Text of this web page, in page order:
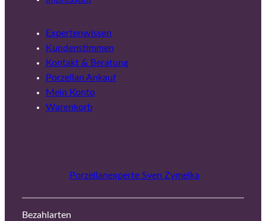
Expertenwissen
Kundenstimmen
Kontakt & Beratung
Porzellan Ankauf
Mein Konto
Warenkorb
Porzellanexperte Sven Zymelka
Bezahlarten